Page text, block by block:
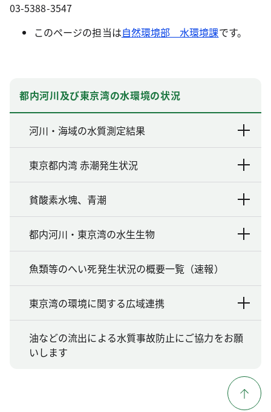
03-5388-3547
このページの担当は自然環境部 水環境課です。
都内河川及び東京湾の水環境の状況
河川・海域の水質測定結果
東京都内湾 赤潮発生状況
貧酸素水塊、青潮
都内河川・東京湾の水生生物
魚類等のへい死発生状況の概要一覧（速報）
東京湾の環境に関する広域連携
油などの流出による水質事故防止にご協力をお願
いします